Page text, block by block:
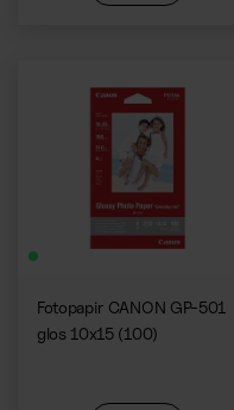
Forbruksvarer
Mensbeskyttelse
Profilprodukter
Trykksaker
Alle våre kontortjenester
Bemanning
Vaktmester
Resepsjonist
Forbruksvarer
Fotopapir CANON GP-501
glos 10x15 (100)